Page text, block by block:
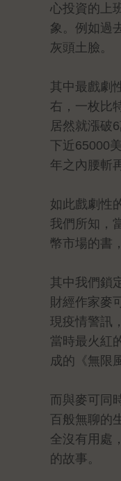
心投資的上
象。例如過
灰頭土臉。
其中最戲劇
右，一枚比
居然就漲破
下近65000
年之內腰斬
如此戲劇性
我們所知，
幣市場的書
其中我們鎖
財經作家麥
現疫情警訊
當時最火紅
成的《無限
而與麥可同
百般無聊的
全沒有用處
的故事。